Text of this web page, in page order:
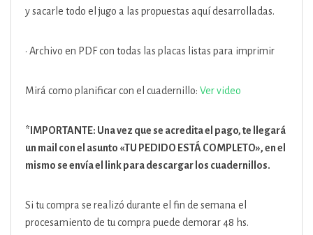
y sacarle todo el jugo a las propuestas aquí desarrolladas.
• Archivo en PDF con todas las placas listas para imprimir
Mirá como planificar con el cuadernillo: Ver video
*IMPORTANTE: Una vez que se acredita el pago, te llegará
un mail con el asunto «TU PEDIDO ESTÁ COMPLETO», en el
mismo se envía el link para descargar los cuadernillos.
Si tu compra se realizó durante el fin de semana el
procesamiento de tu compra puede demorar 48 hs.